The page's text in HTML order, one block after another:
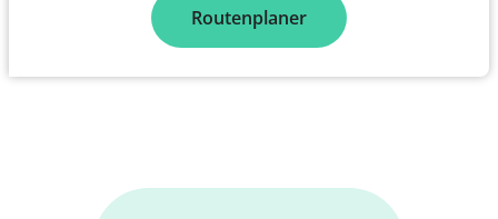
Routenplaner